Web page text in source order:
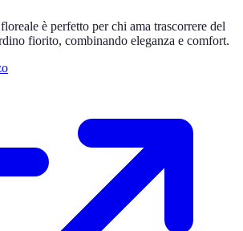
è perfetto per chi ama trascorrere del
fiorito, combinando eleganza e comfort.